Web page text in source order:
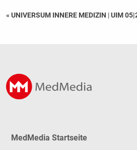
« UNIVERSUM INNERE MEDIZIN |UIM
MedMedia Startseite